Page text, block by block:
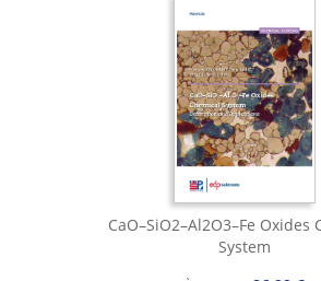
CaO–SiO2–Al2O3–Fe Oxides
System